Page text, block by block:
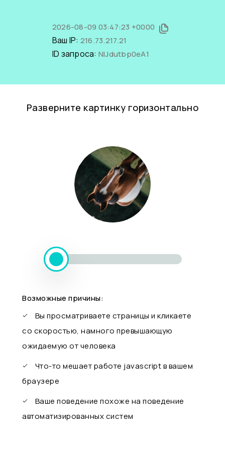
2026-08-09 03:47:23 +0000
Ваш IP: 216.73.217.21
ID запроса: NlJdutbp0eA1
Разверните картинку горизонтально
Возможные причины:
Вы просматриваете страницы и кликаете
со скоростью, намного превышающую
ожидаемую от человека
Что-то мешает работе javascript в вашем
браузере
Ваше поведение похоже на поведение
автоматизированных систем